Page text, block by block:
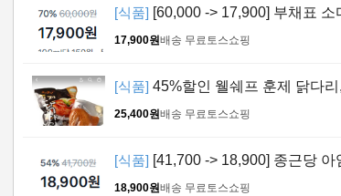
[식품] [60,000 -> 17,900] 부채표
17,900원배송 무료토스쇼핑
[식품] 45%할인 웰쉐프 훈제 닭다
25,400원배송 무료토스쇼핑
[식품] [41,700 -> 18,900] 종근당
18,900원배송 무료토스쇼핑